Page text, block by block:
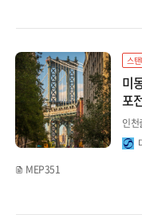
중앙아시아/코카서스
지방출발
스
미
포
인천
MEP351